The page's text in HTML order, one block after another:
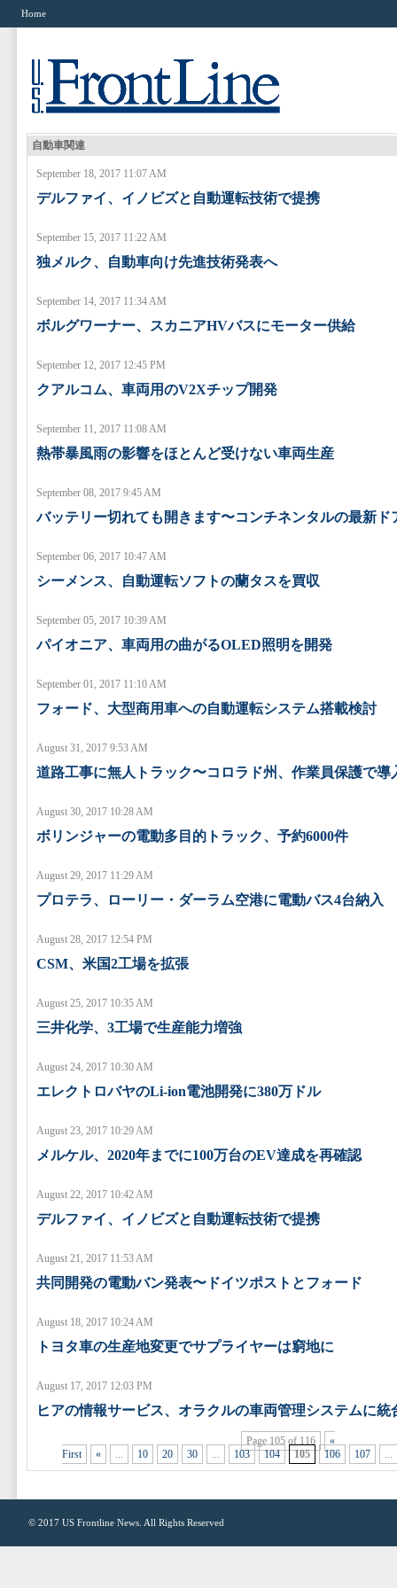
Home
自動車関連
September 18, 2017 11:07 AM
デルファイ、イノビズと自動運転技術で提携
September 15, 2017 11:22 AM
独メルク、自動車向け先進技術発表へ
September 14, 2017 11:34 AM
ボルグワーナー、スカニアHVバスにモーター供給
September 12, 2017 12:45 PM
クアルコム、車両用のV2Xチップ開発
September 11, 2017 11:08 AM
熱帯暴風雨の影響をほとんど受けない車両生産
September 08, 2017 9:45 AM
バッテリー切れても開きます〜コンチネンタルの最新ド
September 06, 2017 10:47 AM
シーメンス、自動運転ソフトの蘭タスを買収
September 05, 2017 10:39 AM
パイオニア、車両用の曲がるOLED照明を開発
September 01, 2017 11:10 AM
フォード、大型商用車への自動運転システム搭載検討
August 31, 2017 9:53 AM
道路工事に無人トラック〜コロラド州、作業員保護で導
August 30, 2017 10:28 AM
ボリンジャーの電動多目的トラック、予約6000件
August 29, 2017 11:29 AM
プロテラ、ローリー・ダーラム空港に電動バス4台納入
August 28, 2017 12:54 PM
CSM、米国2工場を拡張
August 25, 2017 10:35 AM
三井化学、3工場で生産能力増強
August 24, 2017 10:30 AM
エレクトロバヤのLi-ion電池開発に380万ドル
August 23, 2017 10:29 AM
メルケル、2020年までに100万台のEV達成を再確認
August 22, 2017 10:42 AM
デルファイ、イノビズと自動運転技術で提携
August 21, 2017 11:53 AM
共同開発の電動バン発表〜ドイツポストとフォード
August 18, 2017 10:24 AM
トヨタ車の生産地変更でサプライヤーは窮地に
August 17, 2017 12:03 PM
ヒアの情報サービス、オラクルの車両管理システムに統
Page 105 of 116
«
First
« ... 10 20 30 ... 103 104 105 106 107 ...
© 2017 US Frontline News . All Rights Reserved